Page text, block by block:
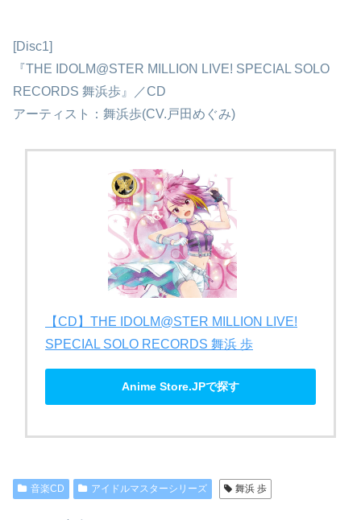
[Disc1]
『THE IDOLM@STER MILLION LIVE! SPECIAL SOLO
RECORDS 舞浜歩』／CD
アーティスト：舞浜歩(CV.戸田めぐみ)
【CD】THE IDOLM@STER MILLION LIVE!
SPECIAL SOLO RECORDS 舞浜​ 歩
Anime Store.JPで探す
音楽CD アイドルマスターシリーズ 舞浜​ 歩